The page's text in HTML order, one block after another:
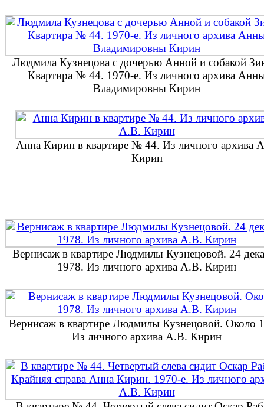
Людмила Кузнецова с дочерью Анной и собакой
Квартира № 44. 1970-е. Из личного архива
Владимировны Кирин
Анна Кирин в квартире № 44. Из личного архива
Кирин
Вернисаж в квартире Людмилы Кузнецовой. 24
1978. Из личного архива А.В. Кирин
Вернисаж в квартире Людмилы Кузнецовой. Около
Из личного архива А.В. Кирин